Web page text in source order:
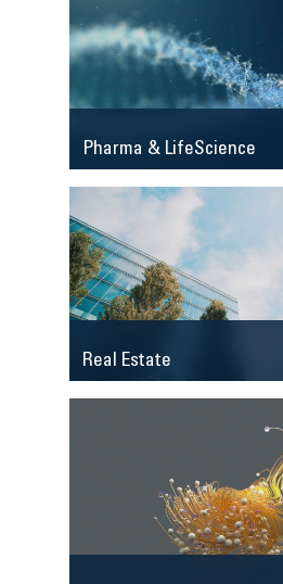
Pharma & LifeScience
Real Estate